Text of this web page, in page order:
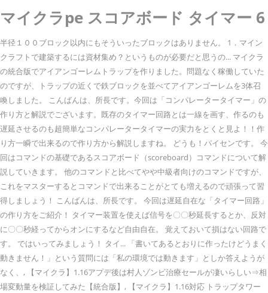
マイクラpe スコアボード タイマー 6
半径１００ブロック以内にもそういったブロックはありません。 1．マイン
クラフトで建築するには資材集め？というものが必要だと思うの... マイクラ
の統合版でアイアンゴーレムトラップを作りました。問題なく稼働していた
のですが、トラップの近くで鉄ブロックを並べてアイアンゴーレムを3体召
喚しました。 こんばんは、所長です。今回は「コンパレータータイマー」の
作り方と解説でございます。既存のタイマー回路とは一線を画す、作るのも
遅延させるのも超簡単なコンパレータータイマーの実力をとくと見よ！！作
り方一瞬で出来るので作り方から解説しますね。 どうも！パイセンです。 今
回はコマンドの基礎であるスコアボード（scoreboard）コマンドについて解
説していきます。 他のコマンドと比べてやや中級者向けのコマンドですが、
これをマスターするとコマンドで出来ることがとても増えるので頑張って習
得しましょう！ こんばんは、所長です。 今回は遅延自在な「タイマー回路」
の作り方をご紹介！ タイマー装置を使えば信号を〇〇秒延長するとか、反対
に〇〇秒経ってからオンにするなど自由自在。 覚えておいて損はない回路で
す。 ではいってみましょう！ タイ... 「書いてあるとおりに作ったけどうまく
動きません！」という質問には「私の環境では動きます」としか答えようが
なく、, 【マイクラ】1.16アプデ後は村人ゾンビ治療セールが凄いらしい⇒相
場変動量を検証してみた【統合版】, 【マイクラ】1.16対応 トラップタワー